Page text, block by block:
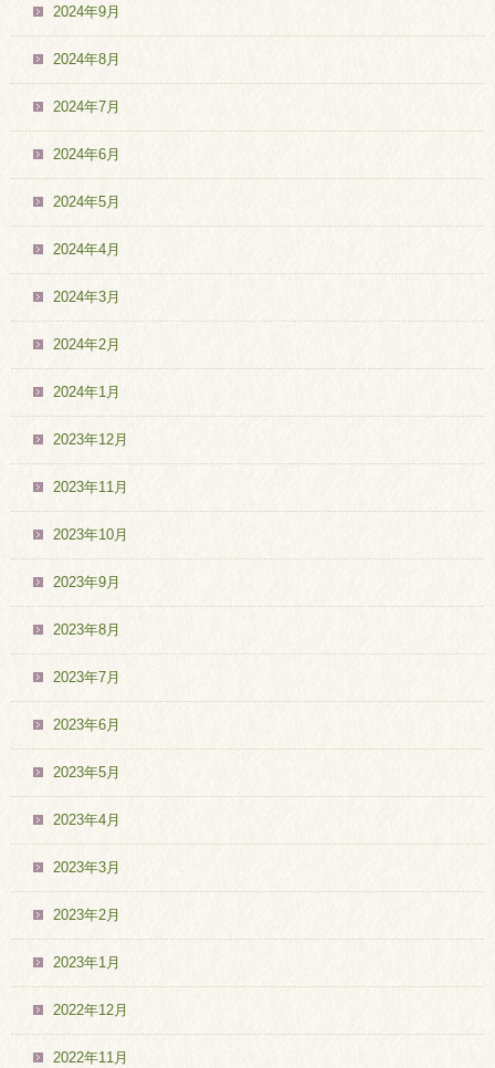
2024年9月
2024年8月
2024年7月
2024年6月
2024年5月
2024年4月
2024年3月
2024年2月
2024年1月
2023年12月
2023年11月
2023年10月
2023年9月
2023年8月
2023年7月
2023年6月
2023年5月
2023年4月
2023年3月
2023年2月
2023年1月
2022年12月
2022年11月